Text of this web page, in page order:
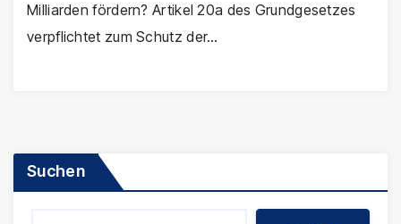
Milliarden fördern? Artikel 20a des Grundgesetzes
verpflichtet zum Schutz der…
Suchen